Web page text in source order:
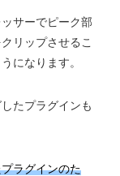
サーでピーク部
リップさせるこ
になります。
たプラグインも
ラグインのた